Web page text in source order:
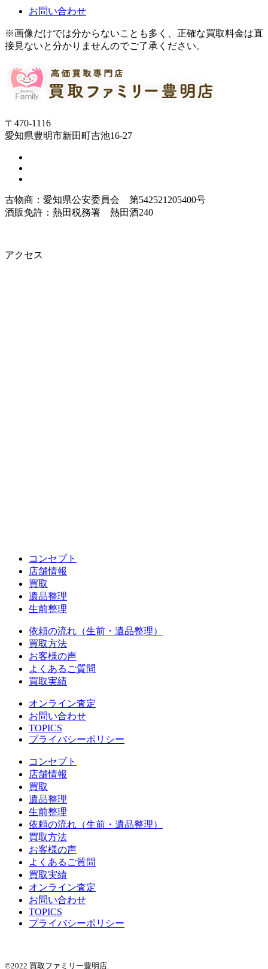
お問い合わせ
※画像だけでは分からないことも多く、正確な買取料金は直
接見ないと分かりませんのでご了承ください。
〒470-1116
愛知県豊明市新田町吉池16-27
古物商：愛知県公安委員会 第542521205400号
酒販免許：熱田税務署 熱田酒240
アクセス
コンセプト
店舗情報
買取
遺品整理
生前整理
依頼の流れ（生前・遺品整理）
買取方法
お客様の声
よくあるご質問
買取実績
オンライン査定
お問い合わせ
TOPICS
プライバシーポリシー
コンセプト
店舗情報
買取
遺品整理
生前整理
依頼の流れ（生前・遺品整理）
買取方法
お客様の声
よくあるご質問
買取実績
オンライン査定
お問い合わせ
TOPICS
プライバシーポリシー
©2022 買取ファミリー豊明店.